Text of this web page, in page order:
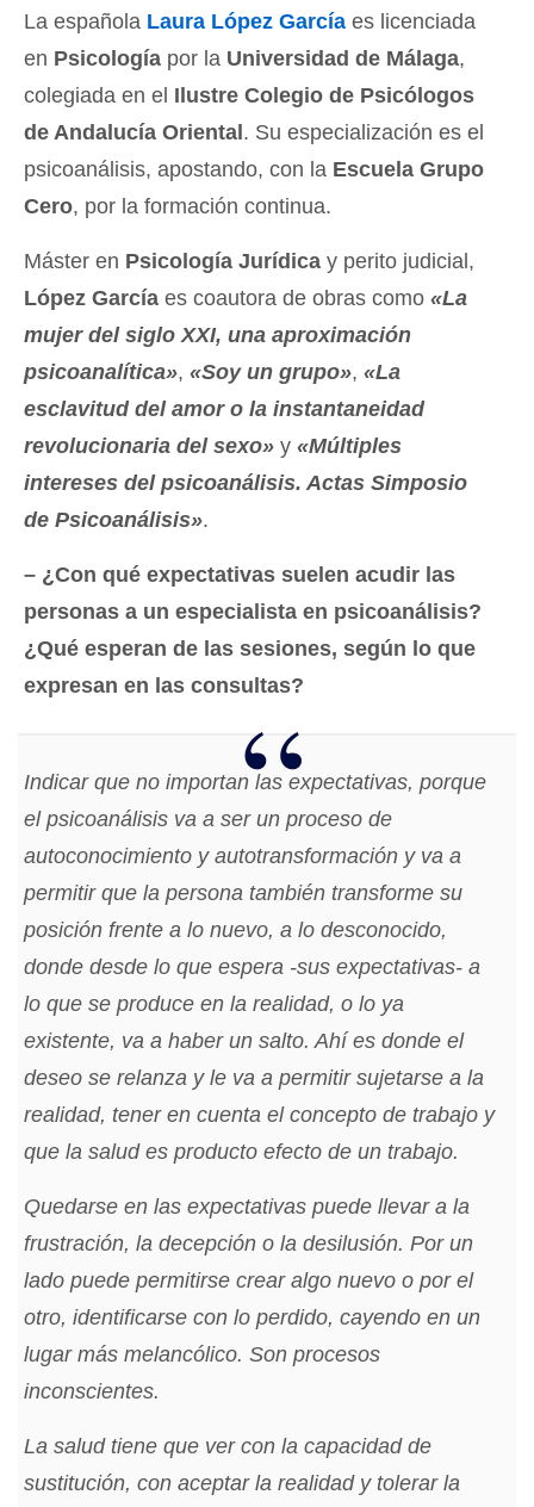
La española Laura López García es licenciada
en Psicología por la Universidad de Málaga,
colegiada en el Ilustre Colegio de Psicólogos
de Andalucía Oriental. Su especialización es el
psicoanálisis, apostando, con la Escuela Grupo
Cero, por la formación continua.
Máster en Psicología Jurídica y perito judicial,
López García es coautora de obras como «La
mujer del siglo XXI, una aproximación
psicoanalítica», «Soy un grupo», «La
esclavitud del amor o la instantaneidad
revolucionaria del sexo» y «Múltiples
intereses del psicoanálisis. Actas Simposio
de Psicoanálisis».
– ¿Con qué expectativas suelen acudir las
personas a un especialista en psicoanálisis?
¿Qué esperan de las sesiones, según lo que
expresan en las consultas?
Indicar que no importan las expectativas, porque
el psicoanálisis va a ser un proceso de
autoconocimiento y autotransformación y va a
permitir que la persona también transforme su
posición frente a lo nuevo, a lo desconocido,
donde desde lo que espera -sus expectativas- a
lo que se produce en la realidad, o lo ya
existente, va a haber un salto. Ahí es donde el
deseo se relanza y le va a permitir sujetarse a la
realidad, tener en cuenta el concepto de trabajo y
que la salud es producto efecto de un trabajo.
Quedarse en las expectativas puede llevar a la
frustración, la decepción o la desilusión. Por un
lado puede permitirse crear algo nuevo o por el
otro, identificarse con lo perdido, cayendo en un
lugar más melancólico. Son procesos
inconscientes.
La salud tiene que ver con la capacidad de
sustitución, con aceptar la realidad y tolerar la